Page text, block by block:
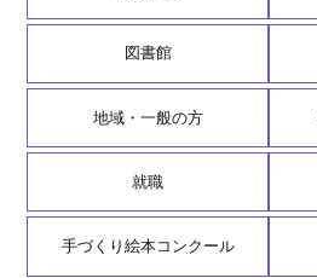
図書館
地域・一般の方
就職
手づくり絵本コンクール